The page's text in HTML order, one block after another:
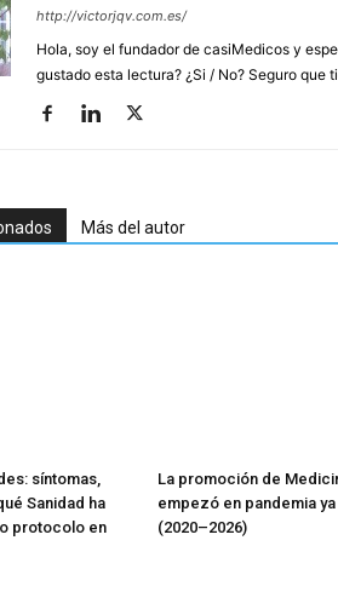
http://victorjqv.com.es/
Hola, soy el fundador de casiMedicos y
gustado esta lectura? ¿Si / No? Seguro que
Más del autor
síntomas,
Sanidad ha
protocolo en
La promoción de
empezó en pandemia
(2020–2026)